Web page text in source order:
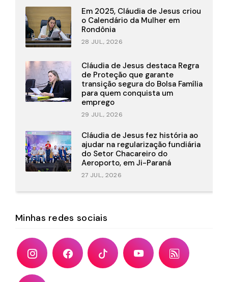
Em 2025, Cláudia de Jesus criou
o Calendário da Mulher em
Rondônia
28 JUL., 2026
Cláudia de Jesus destaca Regra
de Proteção que garante
transição segura do Bolsa Família
para quem conquista um
emprego
29 JUL., 2026
Cláudia de Jesus fez história ao
ajudar na regularização fundiária
do Setor Chacareiro do
Aeroporto, em Ji-Paraná
27 JUL., 2026
Minhas redes sociais